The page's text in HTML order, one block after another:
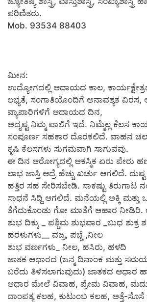
ಪರಿಣಿತರು.
Mob. 93534 88403
ಮೀನ:
ಉದ್ಯೋಗದಲ್ಲಿ ಆದಾಯದ ಕಾಲ,
ಲಭ್ಯತೆ, ಸಂಗಾತಿಯೊಂದಿಗೆ ಅನಾವಶ್ಯಕ
ವ್ಯಾಪಾರಿಗಳಿಗೆ ಆದಾಯದ ದಿನ,
ಅದೃಷ್ಟ ನಿಮ್ಮ ಪಾಲಿಗೆ ಇದೆ. ನಿಮ್ಮೆಲ್ಲ ಕೆಲಸ
ಸಂಪೂರ್ಣ ಸಹಕಾರ ದೊರಕಲಿದೆ. ವಾಹನ
ಕೃಷಿ ಕೆಲಸಗಳು ಸುಗಮವಾಗಿ ಸಾಗುವವು.
ಈ ದಿನ ಆರೋಗ್ಯದಲ್ಲಿ ಆಕಸ್ಮಿಕ ಏರು ಪೇರು
ಲಾಭ ಜಾಸ್ತಿ ಆದ್ರೆ ಹೆಚ್ಚು ಖರ್ಚು ಆಗಲಿದೆ.
ಹತ್ತಿರ ಸಹ ಸೇರಿಸಬೇಡಿ. ಸಾಕಷ್ಟು ತಿರುಗಾಟ
ಸಾಧನೆ ಸಿದ್ದಿ ಆಗಲಿದೆ. ಮನೆಯಲ್ಲಿ ಅಕ್ಕಿ ಮತ್ತು
ತೆಗೆದುಕೊಂಡು ಗೋ ಮಾತೆಗೆ ಆಹಾರ ನೀಡಿರಿ.
ಶುಭ ದಿಕ್ಕು _ ಪಶ್ಚಿಮ ಶುಭವಾರ _ಬುಧ ಶುಕ್ರ
ಹರಳುಗಳು__ ವಜ್ರ, ಪಚ್ಚೆ ,ನೀಲ
ಶುಭ ವರ್ಣಗಳು_ ನೀಲ, ಹಸಿರು, ಹಳದಿ
ಜಾತಕ ಆಧಾರದ (ಜನ್ಮ ದಿನಾಂಕ ಮತ್ತು
ಬರೆದು ತಿಳಿಸಲಾಗುವುದು) ಜಾತಕದ ಆಧಾರ
ಆಧಾರ ಮೇಲೆ ವಿವಾಹ, ಪ್ರೇಮ ವಿವಾಹ,
ದಾಂಪತ್ಯ ಕಲಹ, ಕುಟುಂಬ ಕಲಹ, ಅತ್ತೆ-